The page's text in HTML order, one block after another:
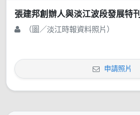
張建邦創辦人與淡江波段發展特刊
（圖／淡江時報資料照片）
申請照片